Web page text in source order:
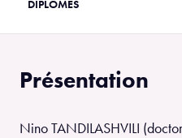
Présentation
Nino TANDILASHVILI